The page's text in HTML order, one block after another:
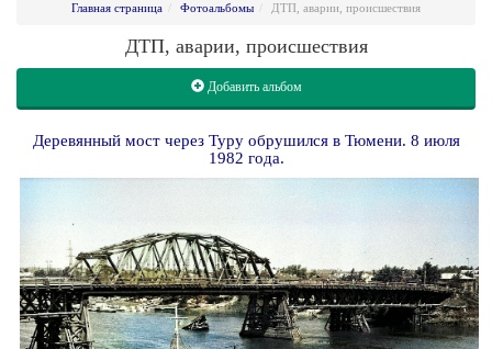
Главная страница Фотоальбомы ДТП, аварии, происшествия
ДТП, аварии, происшествия
Добавить альбом
Деревянный мост через Туру обрушился в Тюмени. 8 июля
1982 года.